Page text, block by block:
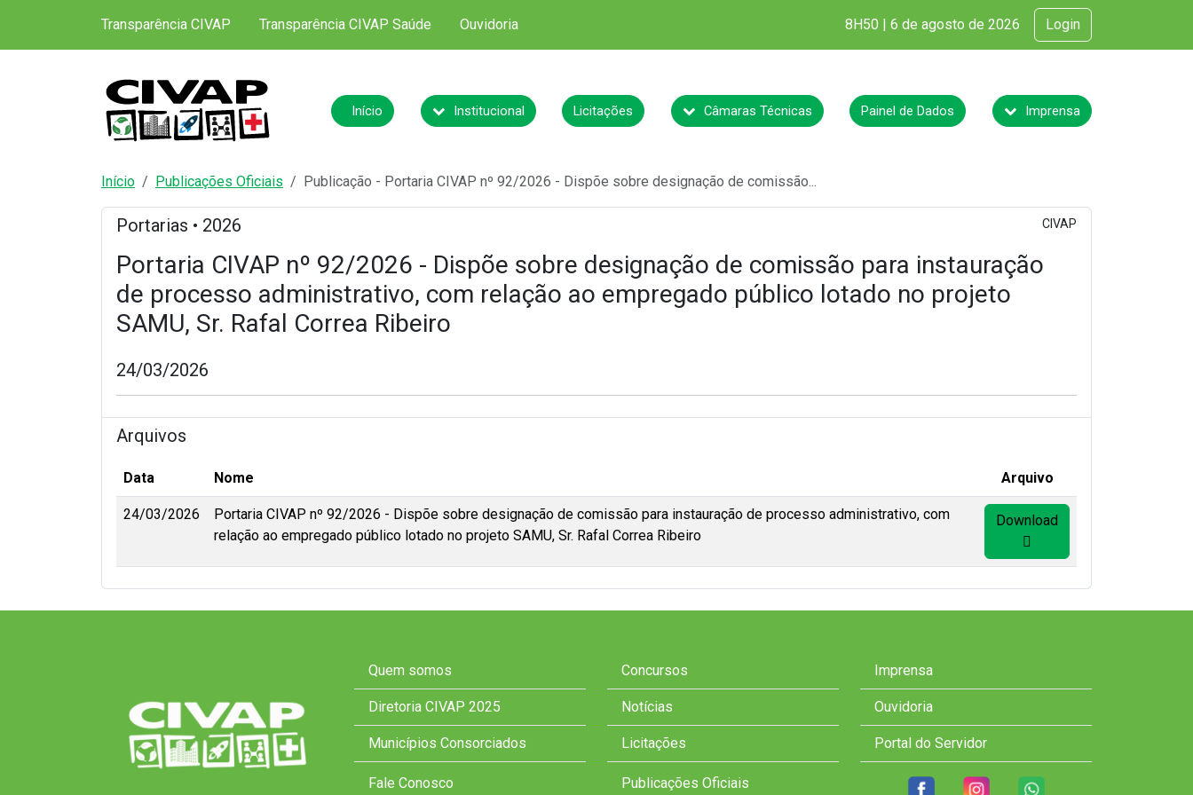
Transparência CIVAP Transparência CIVAP Saúde Ouvidoria 8H50 | 6 de agosto de 2026 Login
Início Institucional Licitações Câmaras Técnicas Painel de Dados Imprensa
Início Publicações Oficiais Publicação - Portaria CIVAP nº 92/2026 - Dispõe sobre designação de comissão...
Portarias • 2026 CIVAP
Portaria CIVAP nº 92/2026 - Dispõe sobre designação de comissão para instauração
de processo administrativo, com relação ao empregado público lotado no projeto
SAMU, Sr. Rafal Correa Ribeiro
24/03/2026
Arquivos
Data Nome Arquivo
24/03/2026
Portaria CIVAP nº 92/2026 - Dispõe sobre designação de comissão para instauração de processo administrativo, com
relação ao empregado público lotado no projeto SAMU, Sr. Rafal Correa Ribeiro
Download
Quem somos
Diretoria CIVAP 2025
Municípios Consorciados
Fale Conosco
Concursos
Notícias
Licitações
Publicações Oficiais
Imprensa
Ouvidoria
Portal do Servidor